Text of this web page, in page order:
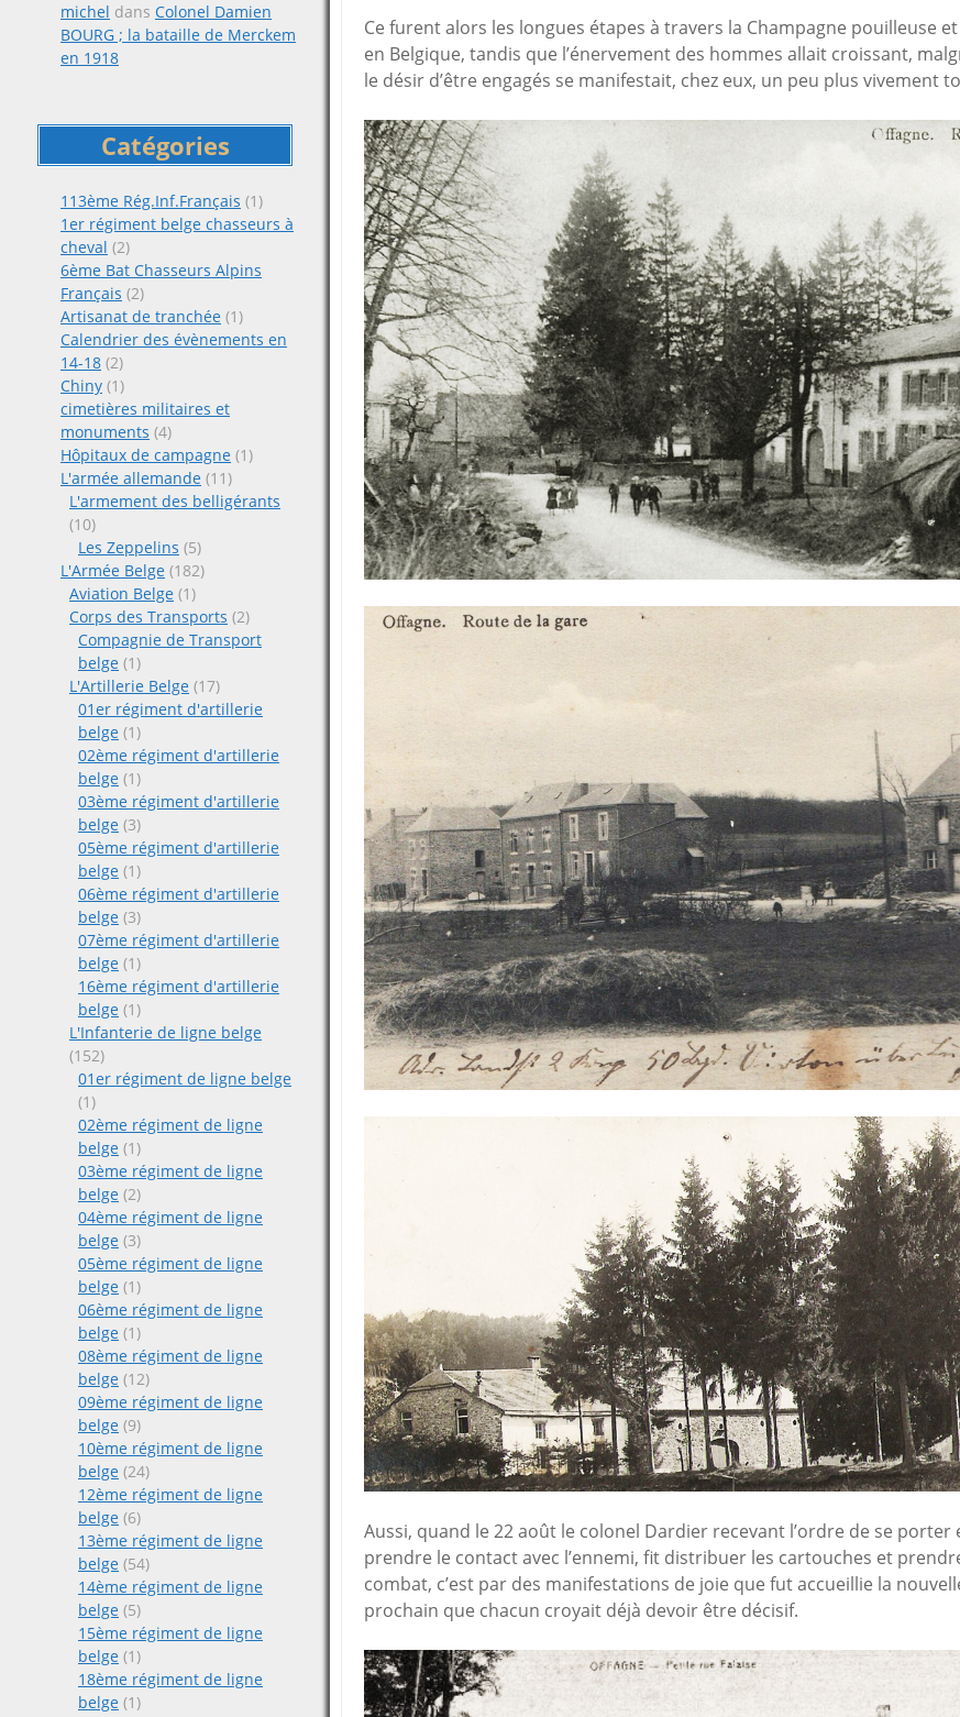
michel dans Colonel Damien
BOURG ; la bataille de Merckem
en 1918
Catégories
113ème Rég.Inf.Français (1)
1er régiment belge chasseurs à
cheval (2)
6ème Bat Chasseurs Alpins
Français (2)
Artisanat de tranchée (1)
Calendrier des évènements en
14-18 (2)
Chiny (1)
cimetières militaires et
monuments (4)
Hôpitaux de campagne (1)
L'armée allemande (11)
L'armement des belligérants
(10)
Les Zeppelins (5)
L'Armée Belge (182)
Aviation Belge (1)
Corps des Transports (2)
Compagnie de Transport
belge (1)
L'Artillerie Belge (17)
01er régiment d'artillerie
belge (1)
02ème régiment d'artillerie
belge (1)
03ème régiment d'artillerie
belge (3)
05ème régiment d'artillerie
belge (1)
06ème régiment d'artillerie
belge (3)
07ème régiment d'artillerie
belge (1)
16ème régiment d'artillerie
belge (1)
L'Infanterie de ligne belge
(152)
01er régiment de ligne belge
(1)
02ème régiment de ligne
belge (1)
03ème régiment de ligne
belge (2)
04ème régiment de ligne
belge (3)
05ème régiment de ligne
belge (1)
06ème régiment de ligne
belge (1)
08ème régiment de ligne
belge (12)
09ème régiment de ligne
belge (9)
10ème régiment de ligne
belge (24)
12ème régiment de ligne
belge (6)
13ème régiment de ligne
belge (54)
14ème régiment de ligne
belge (5)
15ème régiment de ligne
belge (1)
18ème régiment de ligne
belge (1)
Ce furent alors les longues étapes à travers la Champagne pouilleuse et
en Belgique, tandis que l’énervement des hommes allait croissant,
le désir d’être engagés se manifestait, chez eux, un peu plus vivement
Aussi, quand le 22 août le colonel Dardier recevant l’ordre de se porter
prendre le contact avec l’ennemi, fit distribuer les cartouches et
combat, c’est par des manifestations de joie que fut accueillie la
prochain que chacun croyait déjà devoir être décisif.